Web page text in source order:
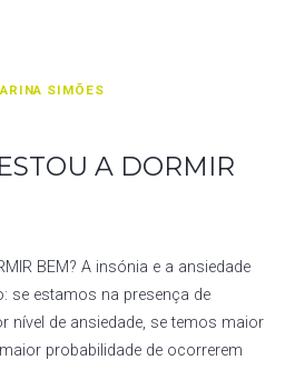
SIMÕES
A DORMIR
BEM? A insónia e a ansiedade
se estamos na presença de
nível de ansiedade, se temos maior
probabilidade de ocorrerem